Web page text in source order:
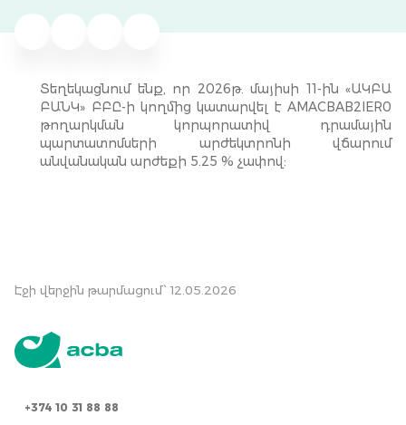
Տեղեկացնում ենք, որ 2026թ. մայիսի 11-ին «ԱԿԲԱ
ԲԱՆԿ» ԲԲԸ-ի կողմից կատարվել է AMACBAB2IER0
թողարկման կորպորատիվ դրամային
պարտատոմսերի արժեկտրոնի վճարում
անվանական արժեքի 5.25 % չափով:
Էջի վերջին թարմացում՝ 12.05.2026
+374 10 31 88 88